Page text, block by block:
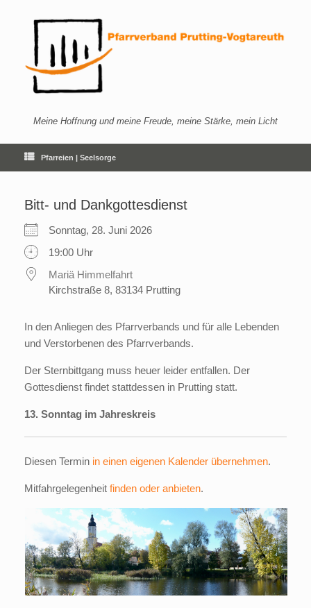
Meine Hoffnung und meine Freude, meine Stärke, mein Licht
Pfarreien | Seelsorge
Bitt- und Dankgottesdienst
Sonntag, 28. Juni 2026
19:00 Uhr
Mariä Himmelfahrt
Kirchstraße 8, 83134 Prutting
In den Anliegen des Pfarrverbands und für alle Lebenden
und Verstorbenen des Pfarrverbands.
Der Sternbittgang muss heuer leider entfallen. Der
Gottesdienst findet stattdessen in Prutting statt.
13. Sonntag im Jahreskreis
Diesen Termin in einen eigenen Kalender übernehmen.
Mitfahrgelegenheit finden oder anbieten.